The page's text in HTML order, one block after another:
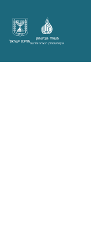
מדינת ישראל
משרד הביטחון
אגף משפחות, הנצחה ומורשת